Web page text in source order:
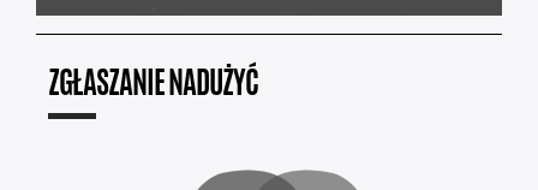
ZGŁASZANIE NADUŻYĆ